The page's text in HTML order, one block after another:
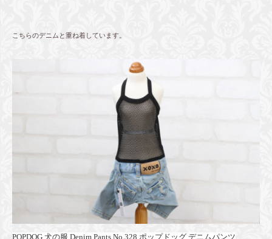
こちらのデニムと重ね着しています。
POPDOG 犬の服 Denim Pants No.328 ポップドッグ デニムパンツ